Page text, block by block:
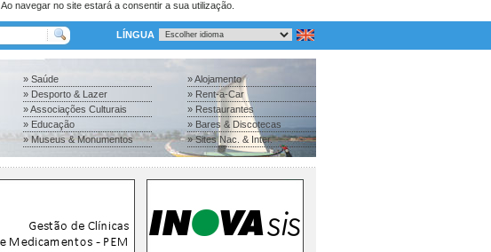
. Ao navegar no site estará a consentir a sua utilização.
LÍNGUA
» Saúde
» Desporto & Lazer
» Associações Culturais
» Educação
» Museus & Monumentos
» Alojamento
» Rent-a-Car
» Restaurantes
» Bares & Discotecas
» Sites Nac. & Inter.